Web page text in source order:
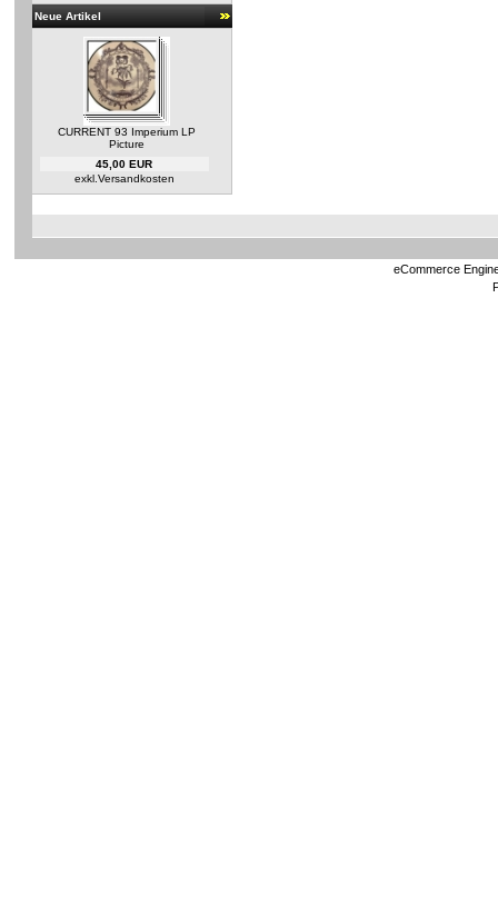
Neue Artikel
CURRENT 93 Imperium LP
Picture
45,00 EUR
exkl. Versandkosten
eCommerce